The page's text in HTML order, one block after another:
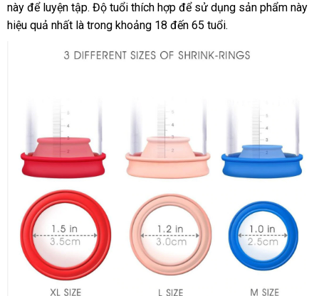
mãi
xét
dụng
này voucher
để luyện tậpĐài
Loan
. Độ tuổi thích hợp giá
bán
để sử dụng sản phẩm này
hiệu quả nhất là trong khoảng 18 đến 65 tuổi.